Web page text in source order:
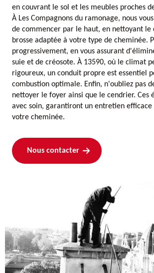
en couvrant le sol et les meubles proches
À Les Compagnons du ramonage, nous
de commencer par le haut, en nettoyant le
brosse adaptée à votre type de cheminée.
progressivement, en vous assurant
suie et de créosote. À 13590, où le climat
rigoureux, un conduit propre est essentiel
combustion optimale. Enfin, n'oubliez pas
nettoyer le foyer ainsi que le cendrier. Ces
avec soin, garantiront un entretien efficace
votre cheminée.
Nous contacter